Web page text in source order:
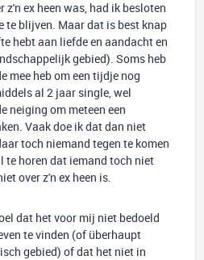
ex heen was, had ik besloten
te blijven. Maar dat is best knap
hebt aan liefde en aandacht en
gebied). Soms heb
mee heb om een tijdje nog
al 2 jaar single, wel
neiging om meteen een
Vaak doe ik dat dan niet
toch niemand tegen te komen
te horen dat iemand toch niet
over z'n ex heen is.
dat het voor mij niet bedoeld
te vinden (of überhaupt
gebied) of dat het niet in